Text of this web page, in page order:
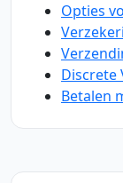
Opties
Discrete
Betalen